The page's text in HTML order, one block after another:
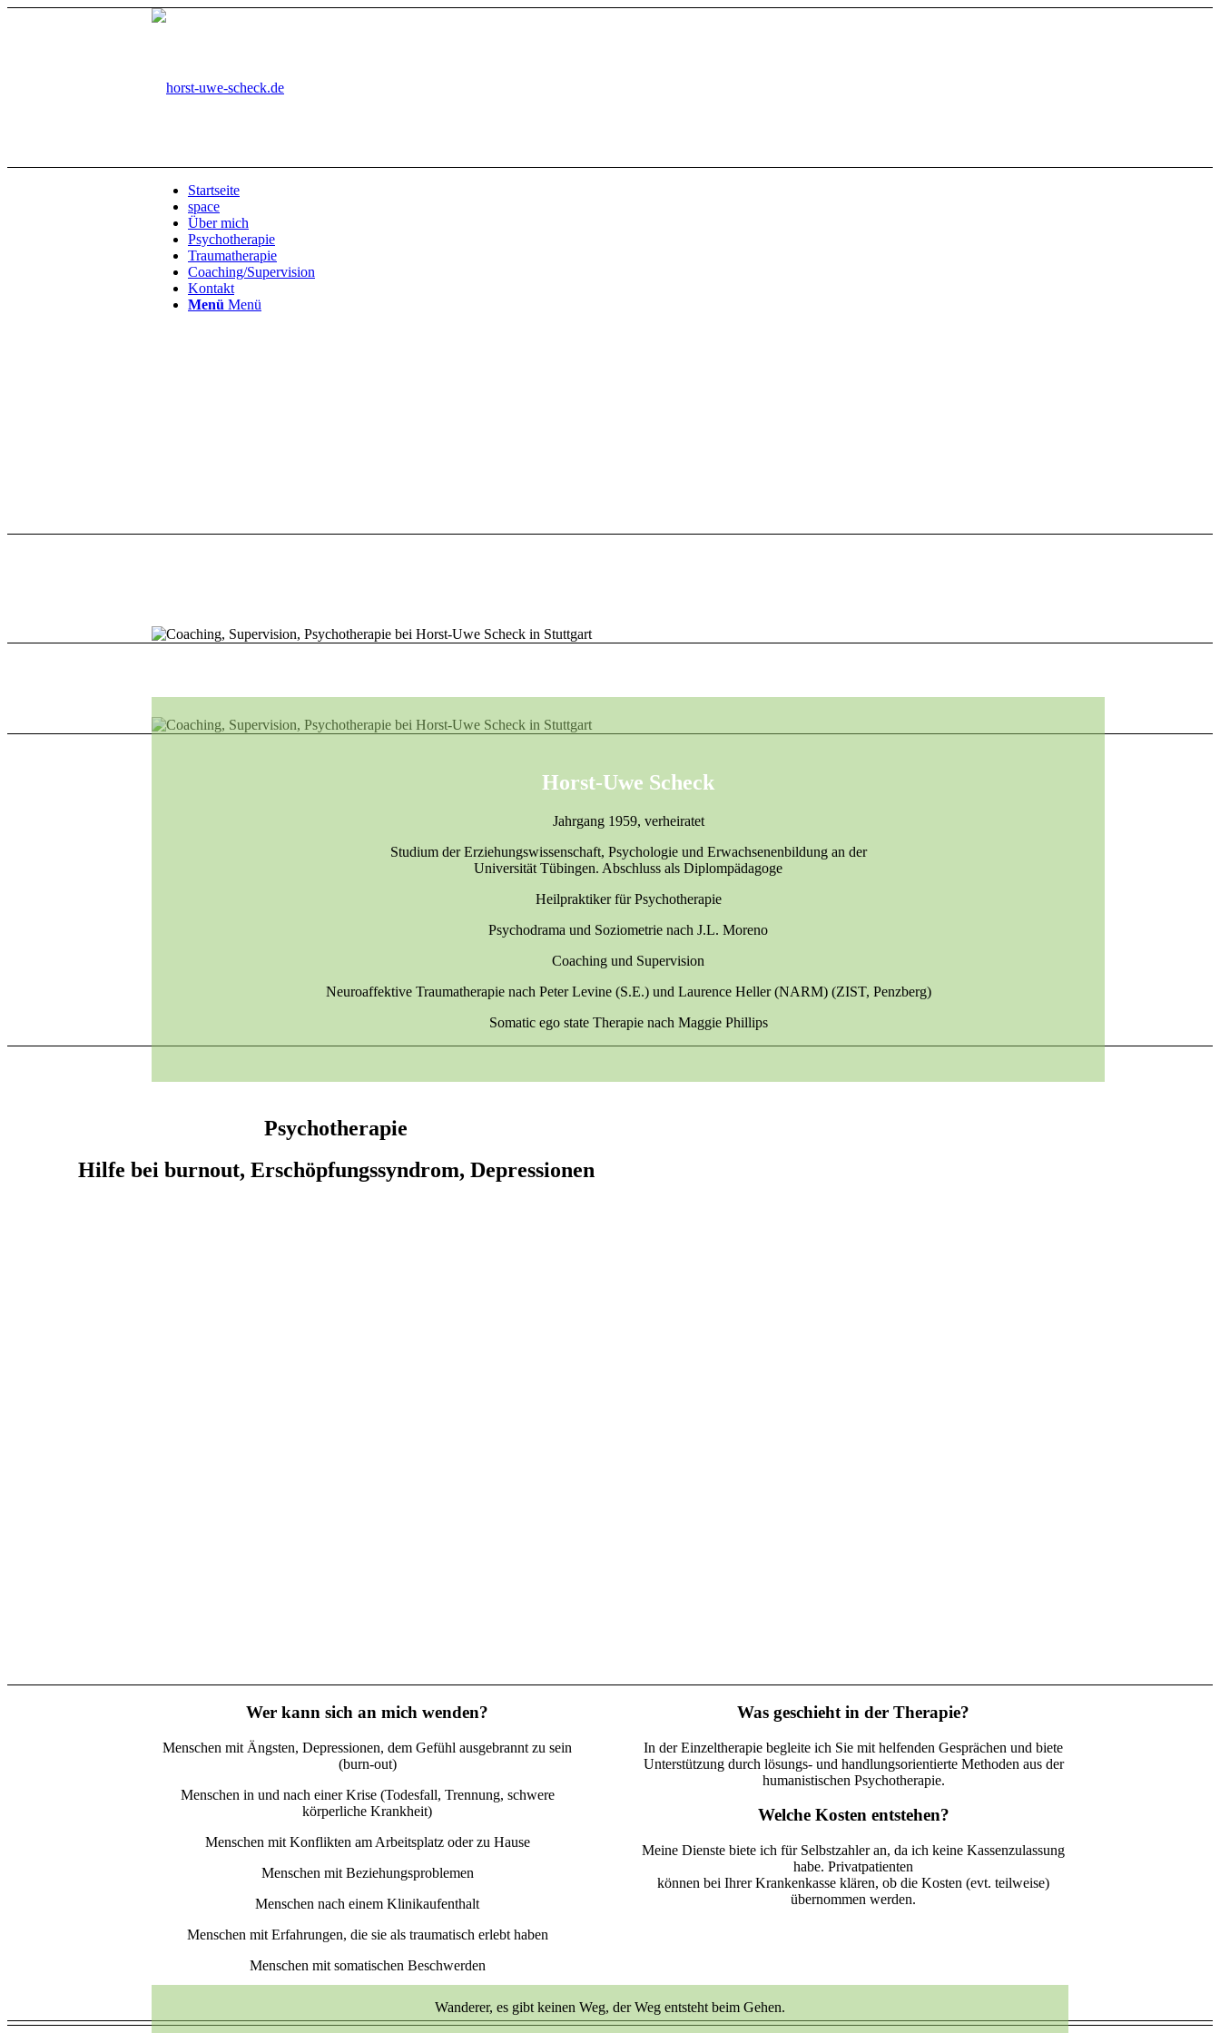
Startseite
space
Über mich
Psychotherapie
Traumatherapie
Coaching/Supervision
Kontakt
Menü Menü
Horst-Uwe Scheck
Jahrgang 1959, verheiratet
Studium der Erziehungswissenschaft, Psychologie und Erwachsenenbildung an der
Universität Tübingen. Abschluss als Diplompädagoge
Heilpraktiker für Psychotherapie
Psychodrama und Soziometrie nach J.L. Moreno
Coaching und Supervision
Neuroaffektive Traumatherapie nach Peter Levine (S.E.) und Laurence Heller (NARM) (ZIST, Penzberg)
Somatic ego state Therapie nach Maggie Phillips
Psychotherapie
Hilfe bei burnout, Erschöpfungssyndrom, Depressionen
Wer kann sich an mich wenden?
Menschen mit Ängsten, Depressionen, dem Gefühl ausgebrannt zu sein
(burn-out)
Menschen in und nach einer Krise (Todesfall, Trennung, schwere
körperliche Krankheit)
Menschen mit Konflikten am Arbeitsplatz oder zu Hause
Menschen mit Beziehungsproblemen
Menschen nach einem Klinikaufenthalt
Menschen mit Erfahrungen, die sie als traumatisch erlebt haben
Menschen mit somatischen Beschwerden
Was geschieht in der Therapie?
In der Einzeltherapie begleite ich Sie mit helfenden Gesprächen und biete
Unterstützung durch lösungs- und handlungsorientierte Methoden aus der
humanistischen Psychotherapie.
Welche Kosten entstehen?
Meine Dienste biete ich für Selbstzahler an, da ich keine Kassenzulassung
habe. Privatpatienten
können bei Ihrer Krankenkasse klären, ob die Kosten (evt. teilweise)
übernommen werden.
Wanderer, es gibt keinen Weg, der Weg entsteht beim Gehen.